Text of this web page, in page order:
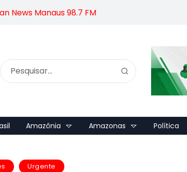
News Manaus 98.7 FM
Amazônia Amazonas Política
Urgente